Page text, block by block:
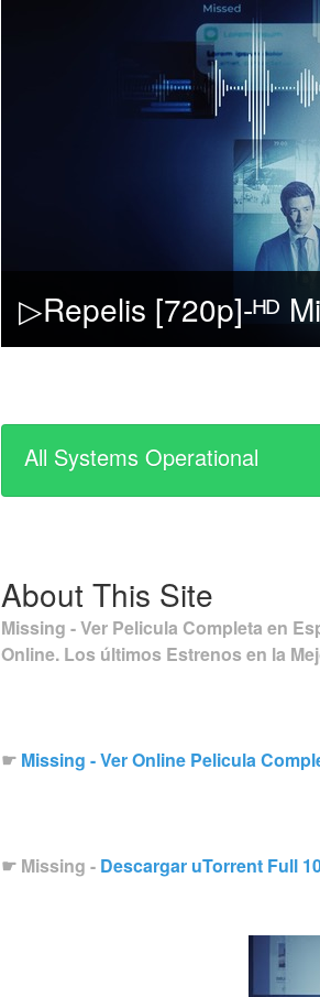
All Systems Operational
About This Site
Missing - Ver Pelicula Completa en
Online. Los últimos Estrenos en la
☛ Missing - Ver Online Pelicula
☛ Missing - Descargar uTorrent Full